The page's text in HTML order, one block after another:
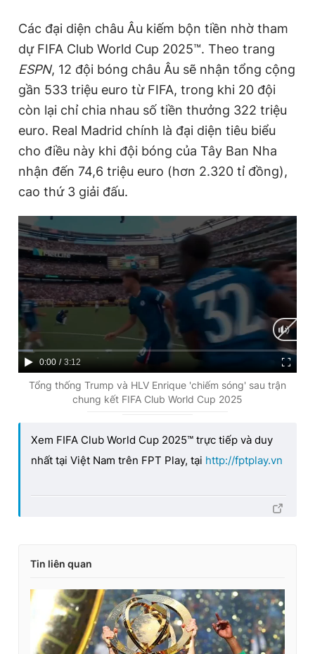
Các đại diện châu Âu kiếm bộn tiền nhờ tham
dự FIFA Club World Cup 2025™. Theo trang
ESPN, 12 đội bóng châu Âu sẽ nhận tổng cộng
gần 533 triệu euro từ FIFA, trong khi 20 đội
còn lại chỉ chia nhau số tiền thưởng 322 triệu
euro. Real Madrid chính là đại diện tiêu biểu
cho điều này khi đội bóng của Tây Ban Nha
nhận đến 74,6 triệu euro (hơn 2.320 tỉ đồng),
cao thứ 3 giải đấu.
C
u
e
0:00 / D
u
t
3:12
Tổng thống Trump và HLV Enrique 'chiếm sóng' sau trận
chung kết FIFA Club World Cup 2025
Xem FIFA Club World Cup 2025™ trực tiếp và duy
nhất tại Việt Nam trên FPT Play, tại http://fptplay.vn
Tin liên quan